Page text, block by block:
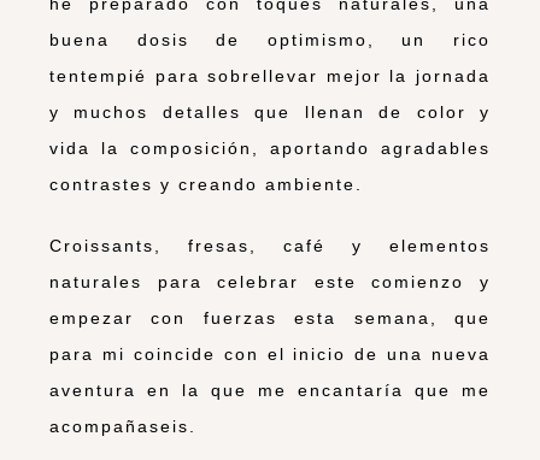
buena dosis de optimismo, un rico
tentempié para sobrellevar mejor la jornada
y muchos detalles que llenan de color y
vida la composición, aportando agradables
contrastes y creando ambiente.
Croissants, fresas, café y elementos
naturales para celebrar este comienzo y
empezar con fuerzas esta semana, que
para mi coincide con el inicio de una nueva
aventura en la que me encantaría que me
acompañaseis.